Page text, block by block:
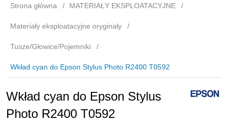
Strona główna MATERIAŁY EKSPLOATACYJNE
Materiały eksploatacyjne oryginały
Tusze/Głowice/Pojemniki
Wkład cyan do Epson Stylus Photo R2400 T0592
Wkład cyan do Epson Stylus
Photo R2400 T0592